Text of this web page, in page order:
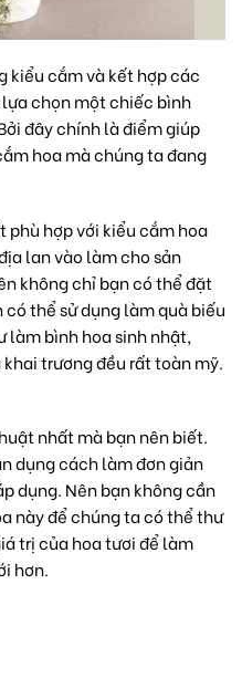
kiểu cắm và kết hợp các
chọn một chiếc bình
đây chính là điểm giúp
hoa mà chúng ta đang
phù hợp với kiểu cắm hoa
lan vào làm cho sản
không chỉ bạn có thể đặt
thể sử dụng làm quà biếu
làmbình hoa sinh nhật,
khai trươngđều rất toàn mỹ.
nhất mà bạn nên biết.
dụng cách làm đơn giản
dụng. Nên bạn không cần
này để chúng ta có thể thư
trị của hoa tươi để làm
hơn.